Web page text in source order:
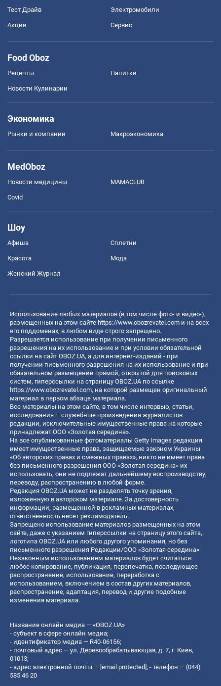
Тест Драйв Электромобили
Акции Сервис
Food Oboz
Рецепты Напитки
Новости Кулинарии
Экономика
Рынки и компании Mакроэкономика
MedOboz
Новости медицины MAMACLUB
Covid
Шоу
Афиша Сплетни
Красота Мода
Женский Журнал
Использование любых материалов (в том числе фото- и видео-),
размещенных на этом сайте https://www.obozrevatel.com и на всех
его поддоменах, в любом виде строго запрещено.
Разрешается использование при получении письменного
разрешения на их использование и при условии обязательной
ссылки на сайт OBOZ.UA, а для интернет-изданий - при
получении письменного разрешения на их использование и при
обязательном размещении прямой, открытой для поисковых
систем, гиперссылки на страницу OBOZ.UA по ссылке
https://www.obozrevatel.com, на которой размещен оригинальный
материал в первом абзаце материала.
Все материалы на этом сайте, в том числе интервью, статьи,
исследования – служебные произведения журналистов
редакции, исключительные имущественные права на которые
принадлежат ООО «Золотая середина».
На все опубликованные фотоматериалы Getty Images редакция
имеет имущественные права, защищаемые законом Украины
«Об авторских правах и смежных правах», никто не имеет права
без письменного разрешения ООО «Золотая середина» их
использовать, они не подлежат дальнейшему воспроизводству,
переводу, распространению в любой форме.
Редакция OBOZ.UA может не разделять точку зрения,
изложенную в авторском материале. За достоверность
информации, размещенной в рекламных материалах,
ответственность несет рекламодатель.
Запрещено использование материалов размещенных на этом
сайте, даже с указанием гиперссылки на страницу этого сайта,
логотипа OBOZ.UA или любого другого упоминания, но без
письменного разрешения Редакции/ООО «Золотая середина»
Незаконным использованием материалов будет считаться:
любое копирование, публикация, перепечатка, последующее
распространение, использование, переработка с
использованием, включением в состав других материалов,
распространение, адаптация, перевод и другие подобные
изменения материала.
Название онлайн медиа — «OBOZ.UA»
- субъект в сфере онлайн медиа;
- идентификатор медиа — R40-06156;
- почтовый адрес — ул. Деревообрабатывающая, д. 7, г. Киев,
01013;
- адрес электронной почты — [email protected]; - телефон — (044)
585 46 20